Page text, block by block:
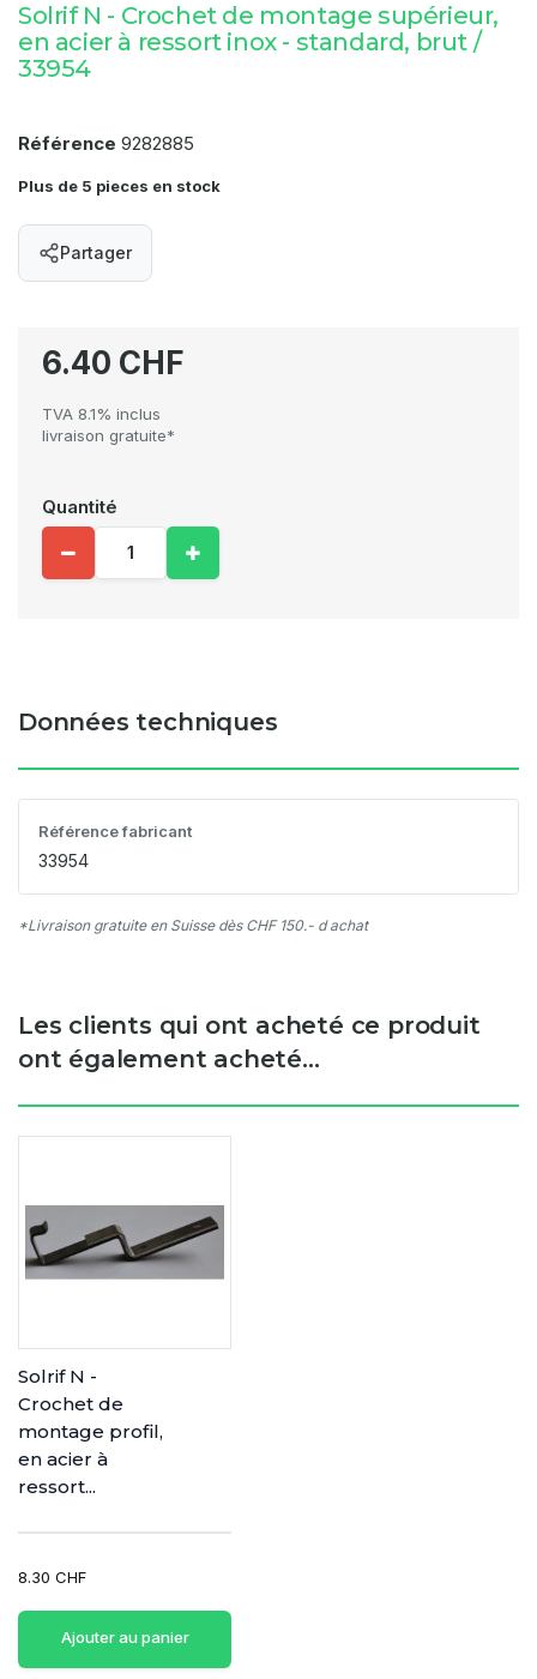
Solrif N - Crochet de montage supérieur,
en acier à ressort inox - standard, brut /
33954
Référence 9282885
Plus de 5 pieces en stock
Partager
6.40 CHF
TVA 8.1% inclus
livraison gratuite*
Quantité
Données techniques
Référence fabricant
33954
*Livraison gratuite en Suisse dès CHF 150.- d achat
Les clients qui ont acheté ce produit
ont également acheté...
Solrif N -
Crochet de
montage profil,
en acier à
ressort...
8.30 CHF
Ajouter au panier